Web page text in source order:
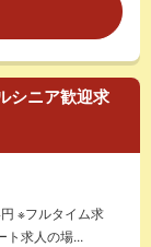
シニア歓迎求
※フルタイム求
ト求人の場...